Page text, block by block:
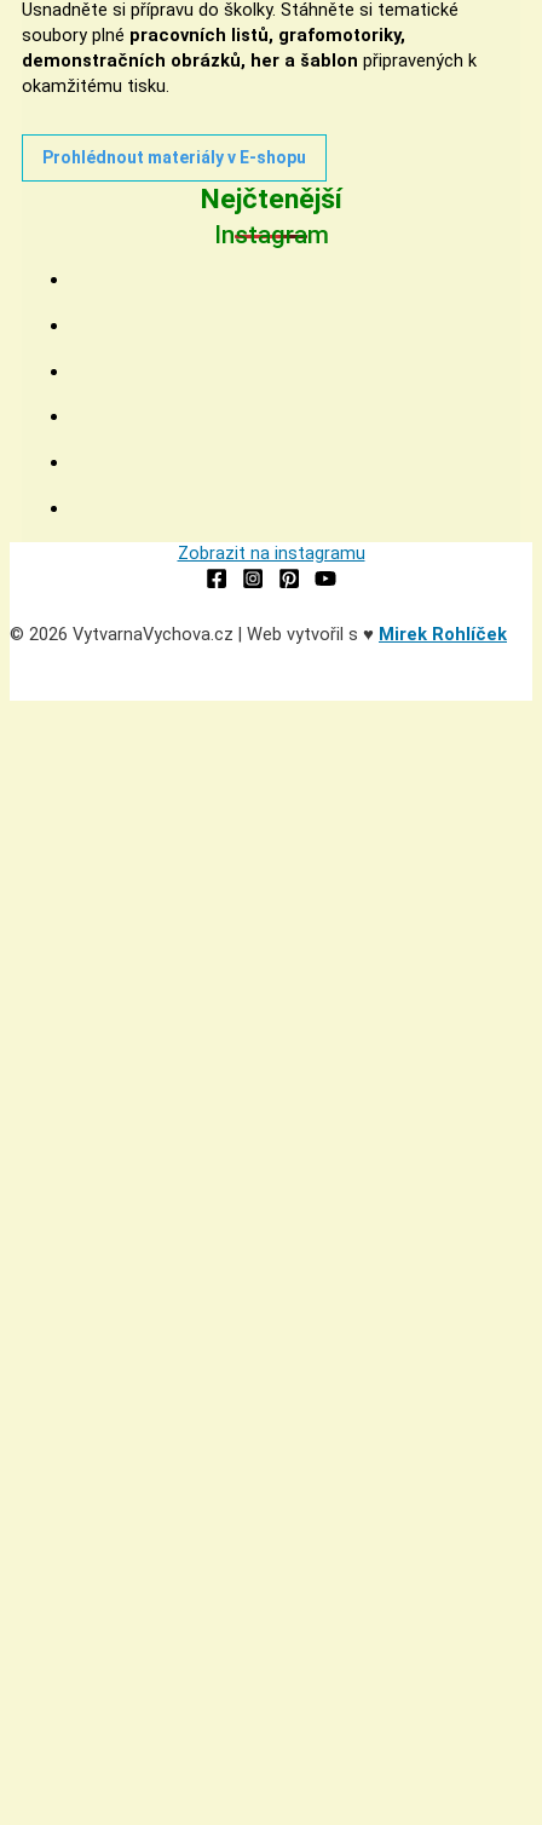
Usnadněte si přípravu do školky. Stáhněte si tematické
soubory plné pracovních listů, grafomotoriky,
demonstračních obrázků, her a šablon připravených k
okamžitému tisku.
Prohlédnout materiály v E-shopu
Nejčtenější
Instagram
Zobrazit na instagramu
© 2026 VytvarnaVychova.cz | Web vytvořil s ♥ Mirek Rohlíček